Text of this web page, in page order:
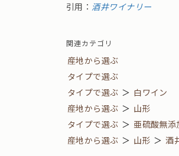
引用： 酒井ワイナリー
関連カテゴリ
産地から選ぶ
タイプで選ぶ
タイプで選ぶ ＞ 白ワイン
産地から選ぶ ＞ 山形
タイプで選ぶ ＞ 亜硫酸無添
産地から選ぶ ＞ 山形 ＞ 酒